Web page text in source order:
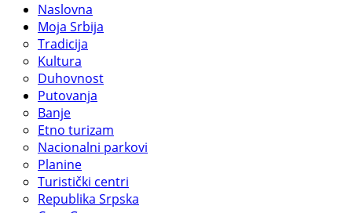
Naslovna
Moja Srbija
Tradicija
Kultura
Duhovnost
Putovanja
Banje
Etno turizam
Nacionalni parkovi
Planine
Turistički centri
Republika Srpska